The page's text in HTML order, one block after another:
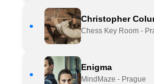
•
Christopher
Chess Key Room -
•
Enigma
MindMaze - Prague